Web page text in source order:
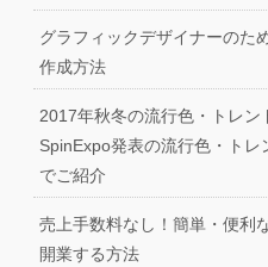
グラフィックデザイナーのた
作成方法
2017年秋冬の流行色・トレン
SpinExpo発表の流行色・ト
でご紹介
売上手数料なし！簡単・便利
開業する方法